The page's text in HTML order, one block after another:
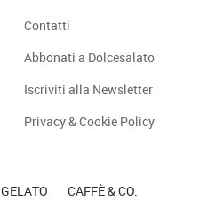
Contatti
Abbonati a Dolcesalato
Iscriviti alla Newsletter
Privacy & Cookie Policy
GELATO CAFFÈ & CO.